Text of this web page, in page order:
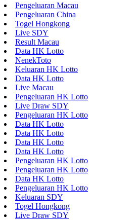
Pengeluaran Macau
Pengeluaran China
Togel Hongkong
Live SDY
Result Macau
Data HK Lotto
NenekToto
Keluaran HK Lotto
Data HK Lotto
Live Macau
Pengeluaran HK Lotto
Live Draw SDY
Pengeluaran HK Lotto
Data HK Lotto
Data HK Lotto
Data HK Lotto
Data HK Lotto
Pengeluaran HK Lotto
Pengeluaran HK Lotto
Data HK Lotto
Pengeluaran HK Lotto
Keluaran SDY
Togel Hongkong
Live Draw SDY